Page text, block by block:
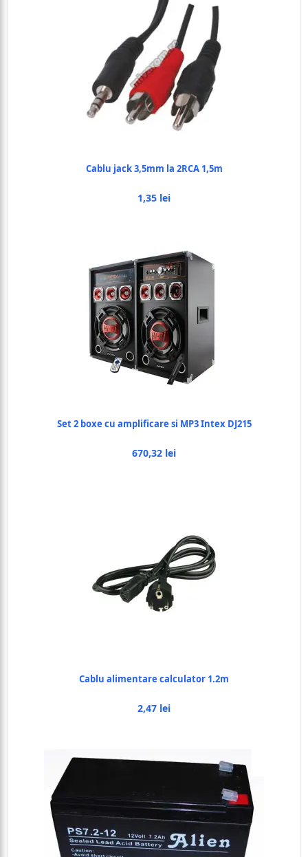
Cablu jack 3,5mm la 2RCA 1,5m
1,35 lei
Set 2 boxe cu amplificare si MP3 Intex DJ215
670,32 lei
Cablu alimentare calculator 1.2m
2,47 lei